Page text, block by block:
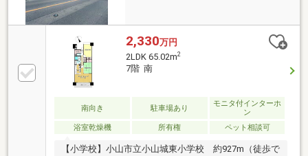
2,330万円
2LDK 65.02m2
7階 南
南向き 駐車場あり
モニタ付インターホ
ン
浴室乾燥機
所有権 ペット相談可
【小学校】小山市立小山城東小学校 約927m（徒歩で